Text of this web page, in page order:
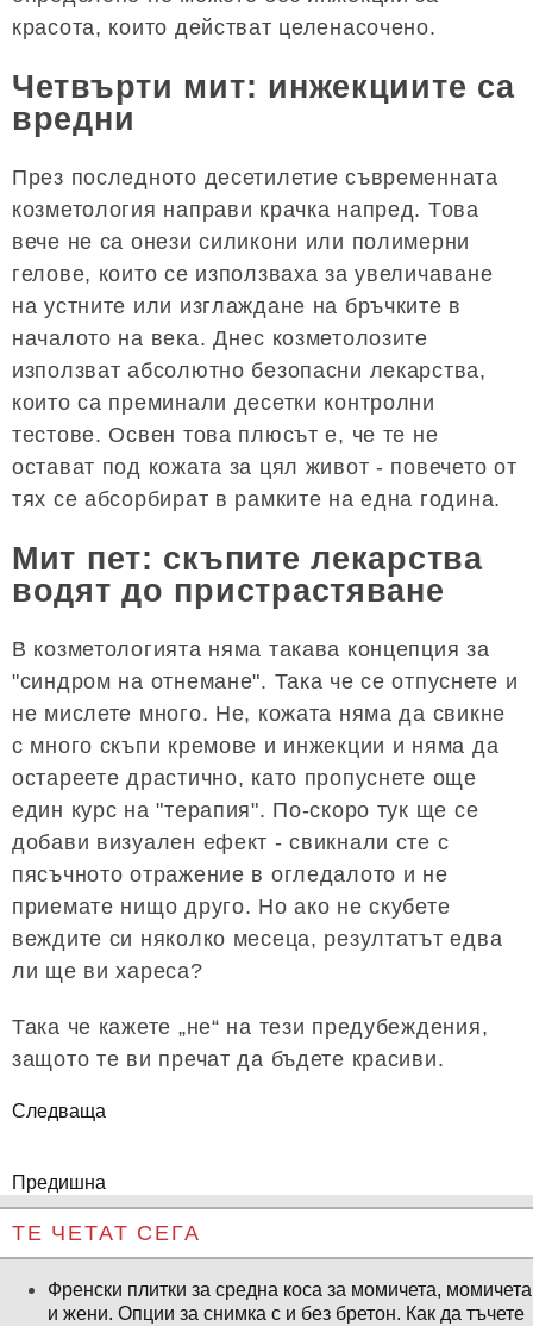
красота, които действат целенасочено.
Четвърти мит: инжекциите са
вредни
През последното десетилетие съвременната
козметология направи крачка напред. Това
вече не са онези силикони или полимерни
гелове, които се използваха за увеличаване
на устните или изглаждане на бръчките в
началото на века. Днес козметолозите
използват абсолютно безопасни лекарства,
които са преминали десетки контролни
тестове. Освен това плюсът е, че те не
остават под кожата за цял живот - повечето от
тях се абсорбират в рамките на една година.
Мит пет: скъпите лекарства
водят до пристрастяване
В козметологията няма такава концепция за
"синдром на отнемане". Така че се отпуснете и
не мислете много. Не, кожата няма да свикне
с много скъпи кремове и инжекции и няма да
остареете драстично, като пропуснете още
един курс на "терапия". По-скоро тук ще се
добави визуален ефект - свикнали сте с
пясъчното отражение в огледалото и не
приемате нищо друго. Но ако не скубете
веждите си няколко месеца, резултатът едва
ли ще ви хареса?
Така че кажете „не“ на тези предубеждения,
защото те ви пречат да бъдете красиви.
Следваща
Предишна
ТЕ ЧЕТАТ СЕГА
Френски плитки за средна коса за момичета, момичета
и жени. Опции за снимка с и без бретон. Как да тъчете